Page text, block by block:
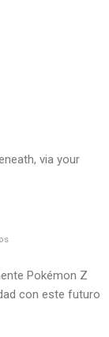
via your
Pokémon Z
con este futuro